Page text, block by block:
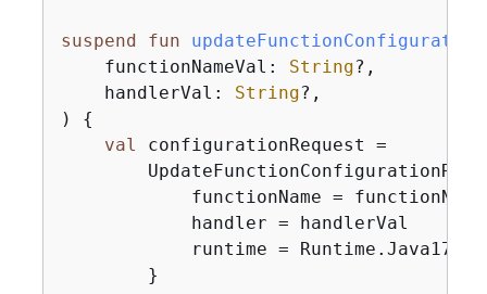
suspend fun updateFunctionConfiguration
    functionNameVal:
String?,
    handlerVal:
String?,
)
{
val
configurationRequest =
functionName =
            handler = handlerVal
            runtime = Runtime.Java17
        }